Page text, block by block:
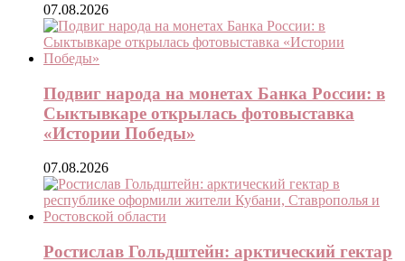
07.08.2026
Подвиг народа на монетах Банка России: в
Сыктывкаре открылась фотовыставка
«Истории Победы»
07.08.2026
Ростислав Гольдштейн: арктический гектар